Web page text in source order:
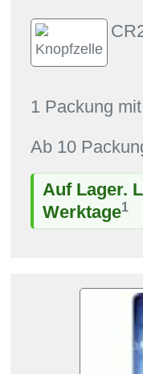
1 Packung
Ab 10
Auf Lager.
Werktage1